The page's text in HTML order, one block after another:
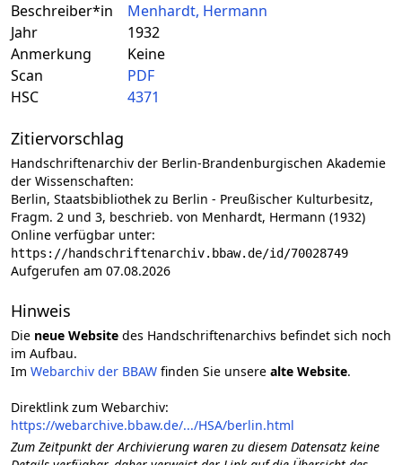
Beschreiber*in
Menhardt, Hermann
Jahr
1932
Anmerkung
Keine
Scan
PDF
HSC
4371
Zitiervorschlag
Handschriftenarchiv der Berlin-Brandenburgischen Akademie
der Wissenschaften:
Berlin, Staatsbibliothek zu Berlin - Preußischer Kulturbesitz,
Fragm. 2 und 3, beschrieb. von Menhardt, Hermann (1932)
Online verfügbar unter:
https://handschriftenarchiv.bbaw.de/id/70028749
Aufgerufen am 07.08.2026
Hinweis
Die neue Website des Handschriftenarchivs befindet sich noch
im Aufbau.
Im Webarchiv der BBAW finden Sie unsere alte Website.
Direktlink zum Webarchiv:
https://webarchive.bbaw.de/.../HSA/berlin.html
Zum Zeitpunkt der Archivierung waren zu diesem Datensatz keine